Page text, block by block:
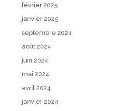
février 2025
janvier 2025
septembre 2024
août 2024
juin 2024
mai 2024
avril 2024
janvier 2024